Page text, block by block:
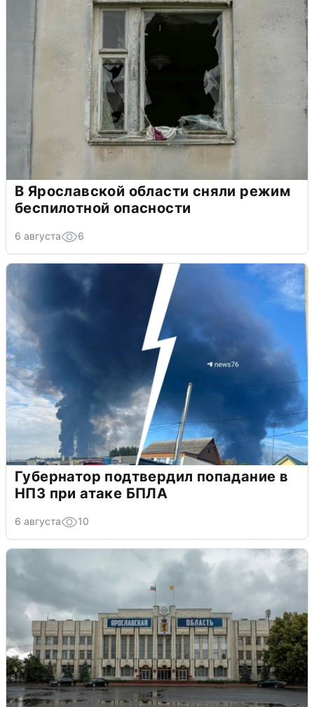
В Ярославской области сняли режим
беспилотной опасности
6 августа 6
Губернатор подтвердил попадание в
НПЗ при атаке БПЛА
6 августа 10